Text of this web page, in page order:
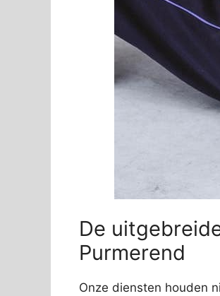
De
Purmerend
Onze diensten houden